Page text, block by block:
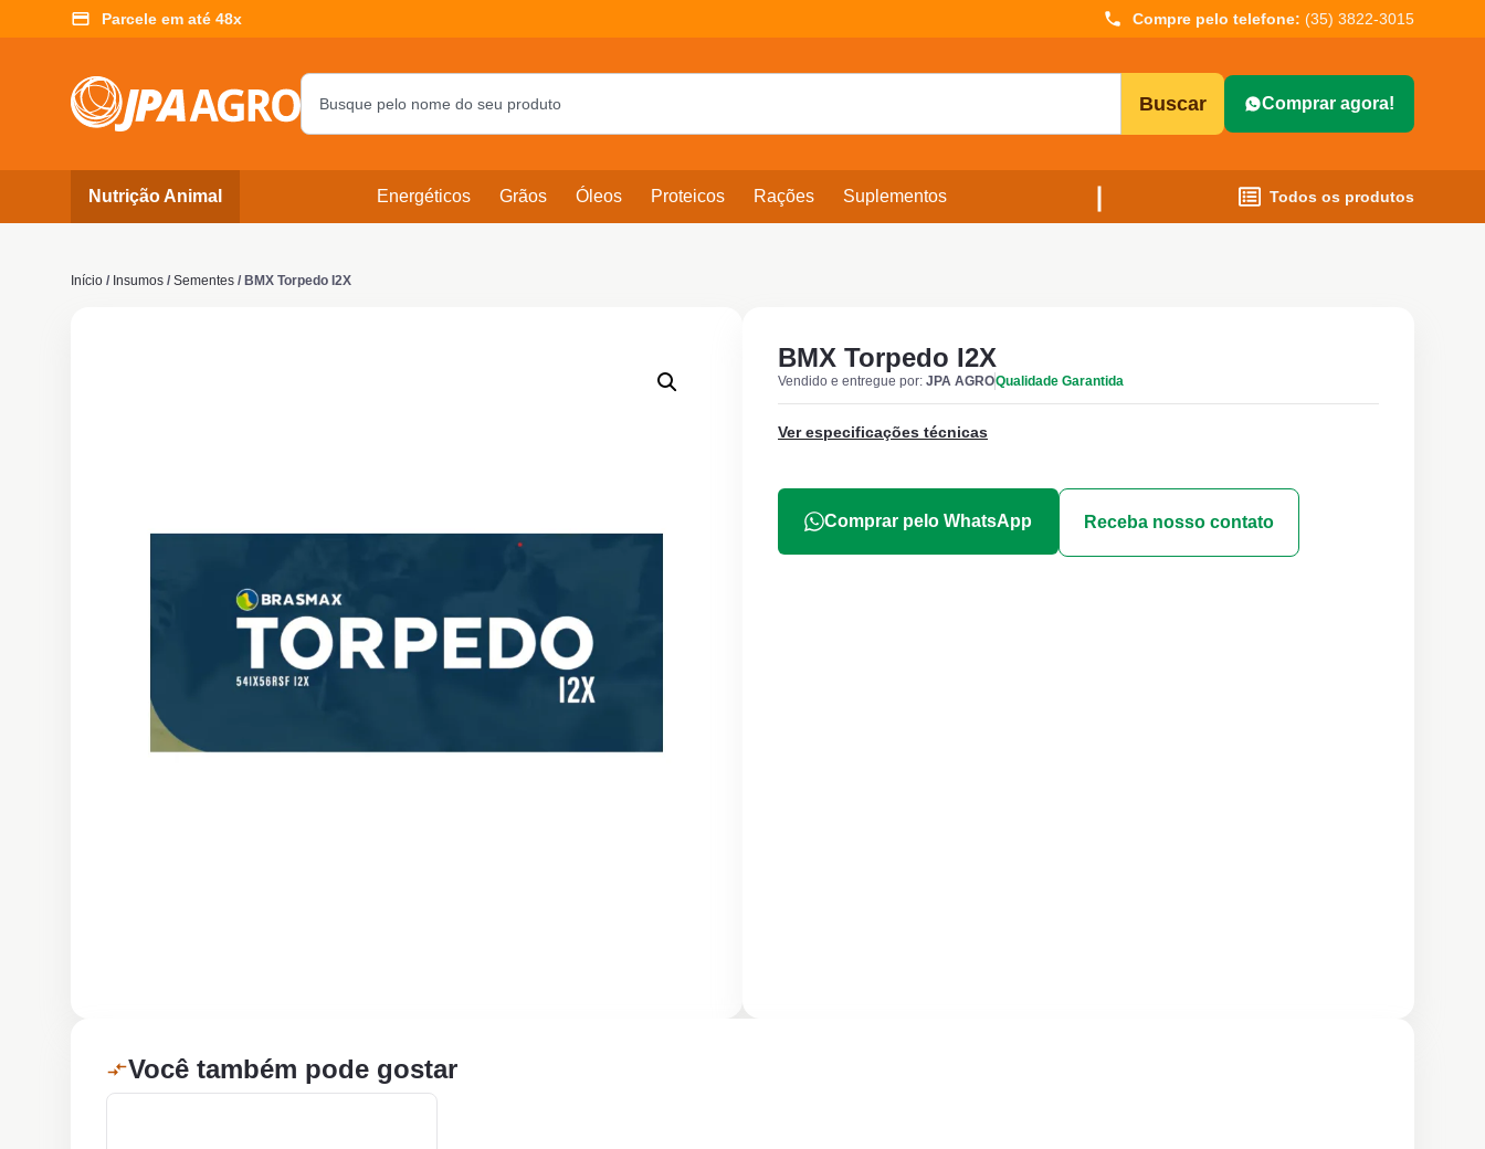
Parcele em até 48x Compre pelo telefone: (35) 3822-3015
Buscar Comprar agora!
Nutrição Animal Energéticos Grãos Óleos Proteicos Rações Suplementos Todos os produtos
Início / Insumos / Sementes / BMX Torpedo I2X
BMX Torpedo I2X
Vendido e entregue por: JPA AGROQualidade Garantida
Ver especificações técnicas
Comprar pelo WhatsApp Receba nosso contato
Você também pode gostar